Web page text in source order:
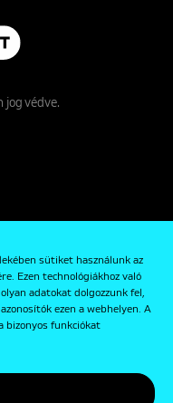
sütiket használunk az
Ezen technológiákhoz való
adatokat dolgozzunk fel,
ezen a webhelyen. A
bizonyos funkciókat
jog védve.
Szabályzat